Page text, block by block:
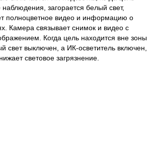
наблюдения, загорается белый свет,
полноцветное видео и информацию о
Камера связывает снимок и видео с
Когда цель находится вне зоны
свет выключен, а ИК-осветитель включен,
световое загрязнение.